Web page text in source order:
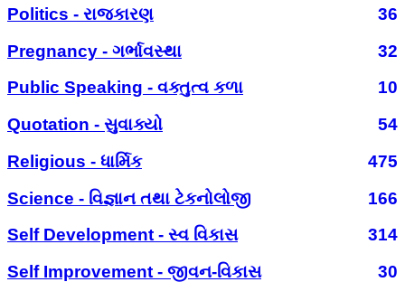
Politics - રાજકારણ
36
Pregnancy - ગર્ભાવસ્થા
32
Public Speaking - વક્તુત્વ કળા
10
Quotation - સુવાક્યો
54
Religious - ધાર્મિક
475
Science - વિજ્ઞાન તથા ટેકનોલોજી
166
Self Development - સ્વ વિકાસ
314
Self Improvement - જીવન-વિકાસ
30